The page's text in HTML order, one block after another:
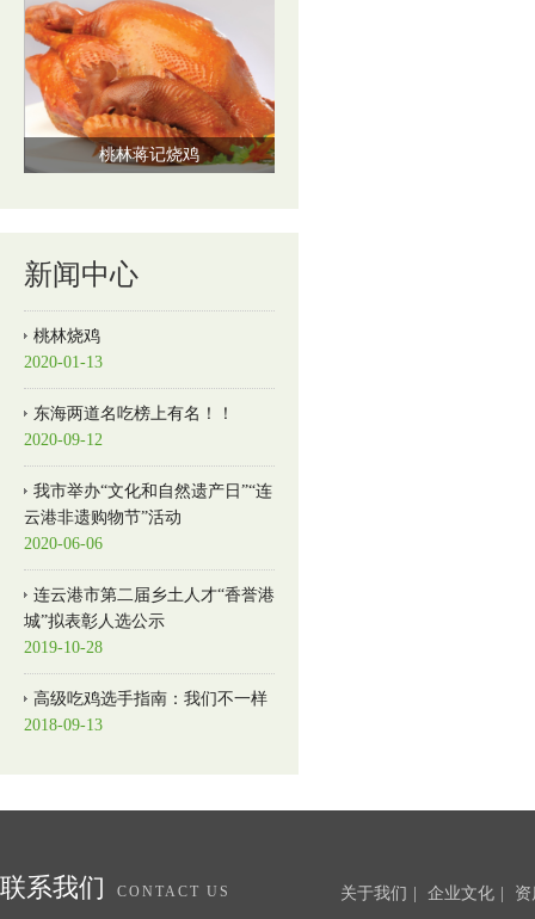
桃林蒋记烧鸡
新闻中心
桃林烧鸡
2020-01-13
东海两道名吃榜上有名！！
2020-09-12
我市举办“文化和自然遗产日”“连
云港非遗购物节”活动
2020-06-06
连云港市第二届乡土人才“香誉港
城”拟表彰人选公示
2019-10-28
高级吃鸡选手指南：我们不一样
2018-09-13
联系我们 CONTACT US 关于我们 企业文化